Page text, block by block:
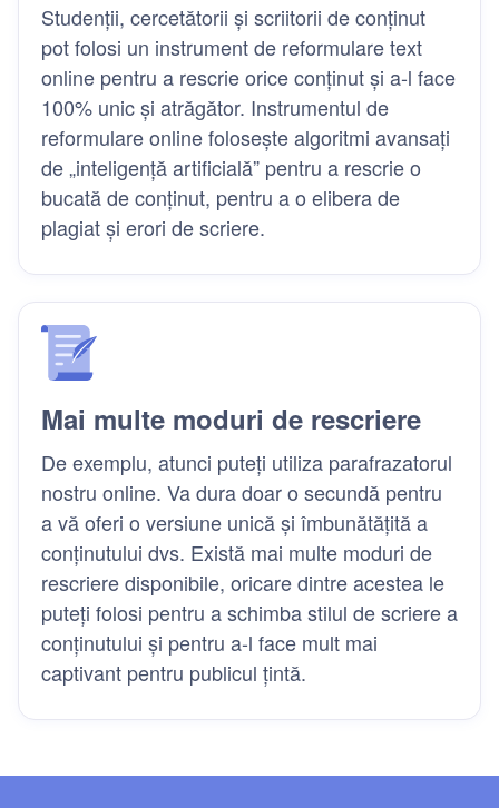
Studenții, cercetătorii și scriitorii de conținut
pot folosi un instrument de reformulare text
online pentru a rescrie orice conținut și a-l face
100% unic și atrăgător. Instrumentul de
reformulare online folosește algoritmi avansați
de „inteligență artificială” pentru a rescrie o
bucată de conținut, pentru a o elibera de
plagiat și erori de scriere.
Mai multe moduri de rescriere
De exemplu, atunci puteți utiliza parafrazatorul
nostru online. Va dura doar o secundă pentru
a vă oferi o versiune unică și îmbunătățită a
conținutului dvs. Există mai multe moduri de
rescriere disponibile, oricare dintre acestea le
puteți folosi pentru a schimba stilul de scriere a
conținutului și pentru a-l face mult mai
captivant pentru publicul țintă.